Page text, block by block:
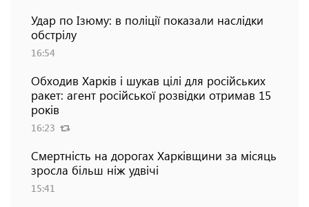
Удар по Ізюму: в поліції показали наслідки
обстрілу
16:54
Обходив Харків і шукав цілі для російських
ракет: агент російської розвідки отримав 15
років
16:23
Смертність на дорогах Харківщини за місяць
зросла більш ніж удвічі
15:41